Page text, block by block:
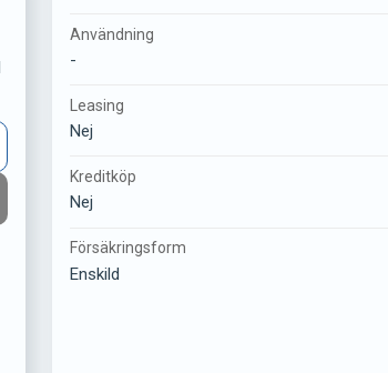
Användning
-
Leasing
Nej
Kreditköp
Nej
Försäkringsform
Enskild